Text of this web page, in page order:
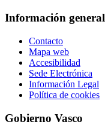
Información general
Contacto
Mapa web
Accesibilidad
Sede Electrónica
Información Legal
Política de cookies
Gobierno Vasco